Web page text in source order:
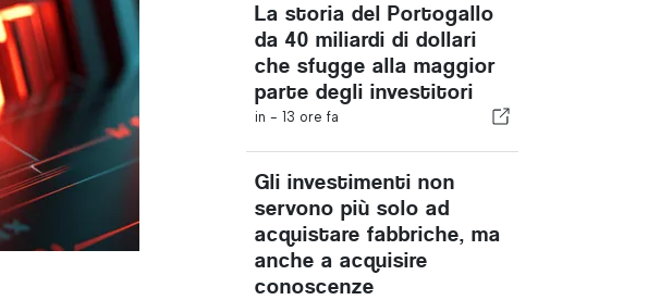
La storia del Portogallo
da 40 miliardi di dollari
che sfugge alla maggior
parte degli investitori
in - 13 ore fa
Gli investimenti non
servono più solo ad
acquistare fabbriche, ma
anche a acquisire
conoscenze